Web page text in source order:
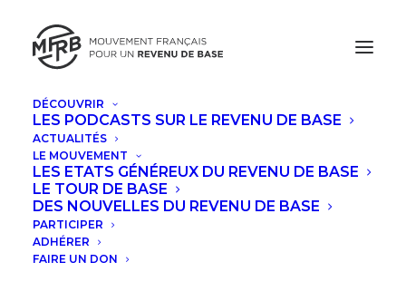
DÉCOUVRIR
LES PODCASTS SUR LE REVENU DE BASE
ACTUALITÉS
LE MOUVEMENT
LES ETATS GÉNÉREUX DU REVENU DE BASE
LE TOUR DE BASE
DES NOUVELLES DU REVENU DE BASE
PARTICIPER
ADHÉRER
FAIRE UN DON
Nicolas
Debock